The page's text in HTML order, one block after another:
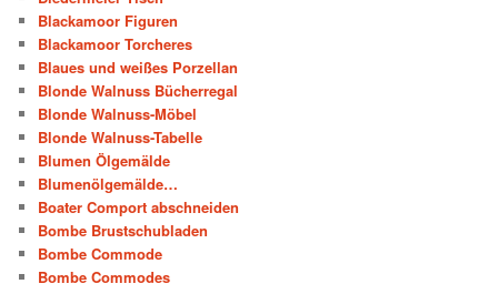
Blackamoor Figuren
Blackamoor Torcheres
Blaues und weißes Porzellan
Blonde Walnuss Bücherregal
Blonde Walnuss-Möbel
Blonde Walnuss-Tabelle
Blumen Ölgemälde
Blumenölgemälde…
Boater Comport abschneiden
Bombe Brustschubladen
Bombe Commode
Bombe Commodes